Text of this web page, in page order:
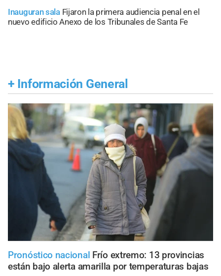
Inauguran sala Fijaron la primera audiencia penal en el
nuevo edificio Anexo de los Tribunales de Santa Fe
+ Información General
Pronóstico nacional Frío extremo: 13 provincias
están bajo alerta amarilla por temperaturas bajas